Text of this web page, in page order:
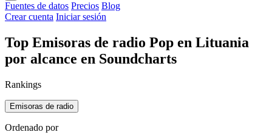
Fuentes de datos Precios Blog
Crear cuenta Iniciar sesión
Top Emisoras de radio Pop en Lituania
por alcance en Soundcharts
Rankings
Emisoras de radio
Ordenado por